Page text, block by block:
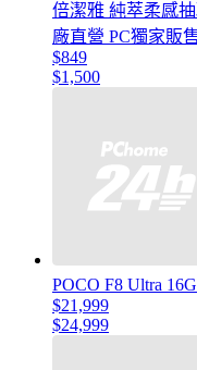
倍潔雅 純萃柔感
廠直營 PC獨家販售
$849
$1,500
POCO F8 Ultra
$21,999
$24,999